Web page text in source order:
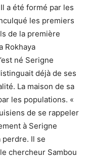
a été formé par les
les premiers
de la première
Rokhaya
né Serigne
déjà de ses
La maison de sa
les populations. «
de se rappeler
à Serigne
perdre. Il se
chercheur Sambou